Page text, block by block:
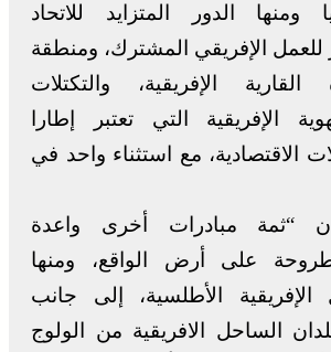
ومنها الدور المتزايد للاتحاد
للعمل الإفريقي المشترك، ومنطقة
القارية الإفريقية، والتكتلات
الإفريقية التي تعتبر إطارا
الاقتصادية، مع استثناء واحد في
“ثمة مبادرات أخرى واعدة
على أرض الواقع، ومنها
الأطلسية، إلى جانب
الساحل الافريقية من الولوج